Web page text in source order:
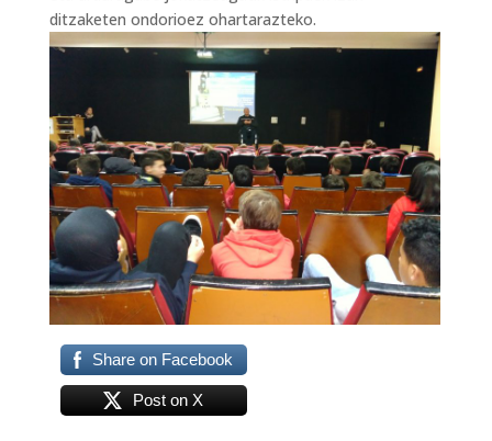
ditzaketen ondorioez ohartarazteko.
Share on Facebook
Post on X